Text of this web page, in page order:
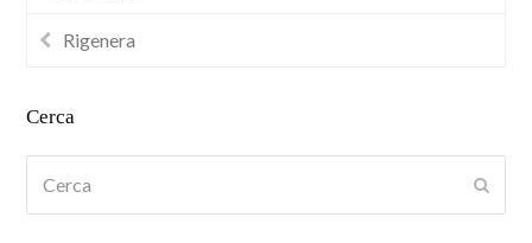
Rigenera
Cerca